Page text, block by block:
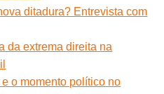
ditadura? Entrevista com
da extrema direita na
o momento político no